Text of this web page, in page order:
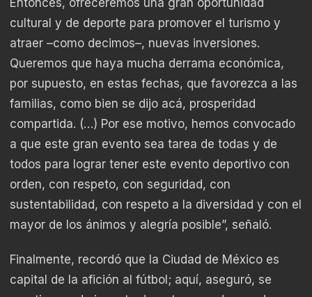
cultural y de deporte para promover el turismo y
atraer –como decimos–, nuevas inversiones.
Queremos que haya mucha derrama económica,
por supuesto, en estas fechas, que favorezca a las
familias, como bien se dijo acá, prosperidad
compartida. (…) Por ese motivo, hemos convocado
a que este gran evento sea tarea de todas y de
todos para lograr tener este evento deportivo con
orden, con respeto, con seguridad, con
sustentabilidad, con respeto a la diversidad y con el
mayor de los ánimos y alegría posible”, señaló.
Finalmente, recordó que la Ciudad de México es
capital de la afición al fútbol; aquí, aseguró, se